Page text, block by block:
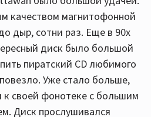
качеством магнитофонной
дыр, сотни раз. Еще в 90х
диск было большой
пиратский CD любимого
Уже стало больше,
к своей фонотеке с большим
Диск прослушивался